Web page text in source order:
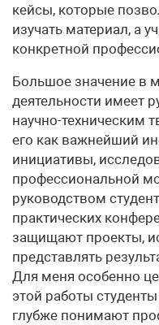
кейсы, которые
изучать материал, а
конкретной
Большое значение в
деятельности имеет
научно-техническим
его как важнейший
инициативы,
профессиональной
руководством
практических
защищают проекты,
представлять
Для меня особенно
этой работы
глубже понимают